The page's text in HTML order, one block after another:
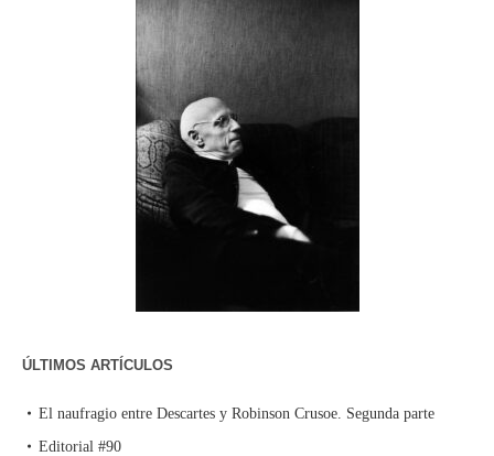
ÚLTIMOS ARTÍCULOS
El naufragio entre Descartes y Robinson Crusoe. Segunda parte
Editorial #90